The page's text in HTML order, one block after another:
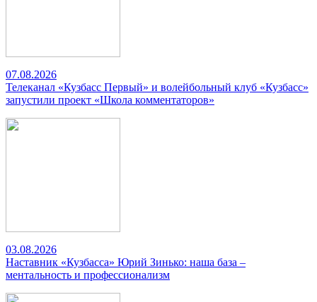
07.08.2026
Телеканал «Кузбасс Первый» и волейбольный клуб «Кузбасс»
запустили проект «Школа комментаторов»
03.08.2026
Наставник «Кузбасса» Юрий Зинько: наша база –
ментальность и профессионализм